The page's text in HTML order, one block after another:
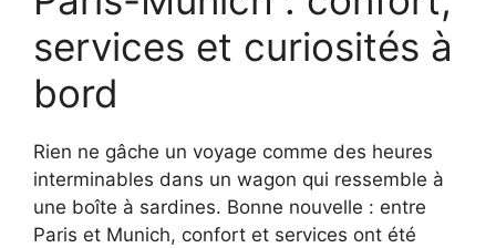
services et curiosités à
bord
Rien ne gâche un voyage comme des heures
interminables dans un wagon qui ressemble à
une boîte à sardines. Bonne nouvelle : entre
Paris et Munich, confort et services ont été